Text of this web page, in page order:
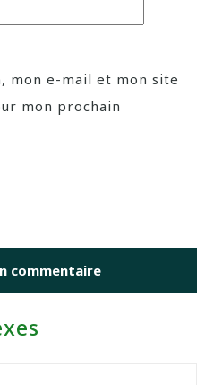
mon e-mail et mon site
mon prochain